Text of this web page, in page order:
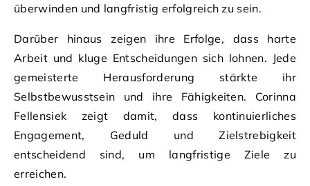
überwinden und langfristig erfolgreich zu sein.
Darüber hinaus zeigen ihre Erfolge, dass harte
Arbeit und kluge Entscheidungen sich lohnen. Jede
gemeisterte Herausforderung stärkte ihr
Selbstbewusstsein und ihre Fähigkeiten. Corinna
Fellensiek zeigt damit, dass kontinuierliches
Engagement, Geduld und Zielstrebigkeit
entscheidend sind, um langfristige Ziele zu
erreichen.